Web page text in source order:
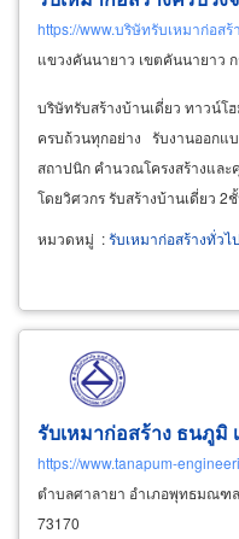
https://www.บริษัทรับเหมาก่อสร้
แขวงคันนายาว เขตคันนายาว
บริษัทรับสร้างบ้านเดี่ยว ทาวน์โ
ครบถ้วนทุกอย่าง รับงานออกแ
สถาปนิก คำนวณโครงสร้างและ
โดยวิศวกร รับสร้างบ้านเดี่ยว 2
มีแบบบ้านสวยแบบบ้านรุ่นใหม่ที่
โครงการจัดสรรในงบที่เท่ากัน
หมวดหมู่ :รับเหมาก่อสร้างทั่วไป
รับเหมาก่อสร้าง ธนภูมิ
https://www.tanapum-
ตำบลศาลายา อำเภอพุทธมณฑ
73170